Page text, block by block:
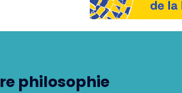
philosophie